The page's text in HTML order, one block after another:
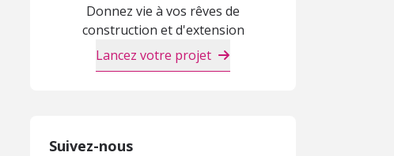
Donnez vie à vos rêves de
construction et d'extension
Lancez votre projet
Suivez-nous